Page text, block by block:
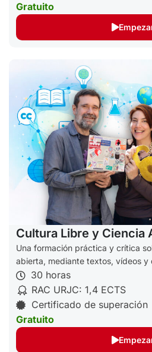
Gratuito
Cultura Libre y Ciencia
Una formación práctica y crítica
abierta, mediante textos, vídeos y
30 horas
RAC URJC: 1,4 ECTS
Certificado de superación
Gratuito